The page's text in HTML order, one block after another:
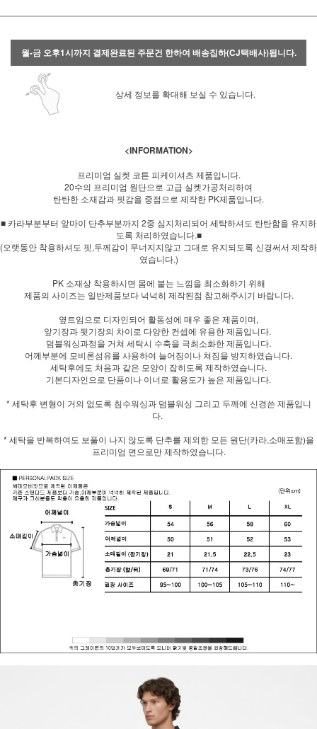
월-금 오후1시까지 결제완료된 주문건 한하여 배송집하(CJ택배사)됩니다.
상세 정보를 확대해 보실 수 있습니다.
<INFORMATION>
프리미엄 실켓 코튼 피케이셔츠 제품입니다.
20수의 프리미엄 원단으로 고급 실켓가공처리하여
탄탄한 소재감과 핏감을 중점으로 제작한 PK제품입니다.
■ 카라부분부터 앞마이 단추부분까지 2중 심지처리되어 세탁하셔도 탄탄함을 유지하
도록 처리하였습니다.■
(오랫동안 착용하셔도 핏,두께감이 무너지지않고 그대로 유지되도록 신경써서 제작하
였습니다.)
PK 소재상 착용하시면 몸에 붙는 느낌을 최소화하기 위해
제품의 사이즈는 일반제품보다 넉넉히 제작된점 참고해주시기 바랍니다.
옆트임으로 디자인되어 활동성에 매우 좋은 제품이며,
앞기장과 뒷기장의 차이로 다양한 컨셉에 유용한 제품입니다.
덤블워싱과정을 거쳐 세탁시 수축을 극최소화한 제품입니다.
어께부분에 모비론섬유를 사용하여 늘어짐이나 쳐짐을 방지하였습니다.
세탁후에도 처음과 같은 모양이 잡히도록 제작하였습니다.
기본디자인으로 단품이나 이너로 활용도가 높은 제품입니다.
* 세탁후 변형이 거의 없도록 침수워싱과 덤블워싱 그리고 두께에 신경쓴 제품입니
다.
* 세탁을 반복하여도 보풀이 나지 않도록 단추를 제외한 모든 원단(카라,소매포함)을
프리미엄 면으로만 제작하였습니다.